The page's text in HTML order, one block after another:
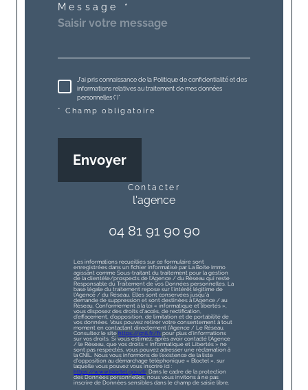
Message *
J'ai pris connaissance de la Politique de confidentialité et des
informations relatives au traitement de mes données
personnelles (*)*
* Champ obligatoire
Envoyer
contacter
l'agence
04 81 91 90 90
Les informations recueillies sur ce formulaire sont
enregistrées dans un fichier informatisé par La Boite Immo
agissant comme Sous-traitant du traitement pour la gestion
de la clientèle/prospects de l'Agence / du Réseau qui reste
Responsable du Traitement de vos Données personnelles. La
base légale du traitement repose sur l'intérêt légitime de
l'Agence / du Réseau. Elles sont conservées jusqu'à
demande de suppression et sont destinées à l'Agence / au
Réseau. Conformément à la loi « informatique et libertés »,
vous disposez des droits d’accès, de rectification,
d’effacement, d’opposition, de limitation et de portabilité de
vos données. Vous pouvez retirer votre consentement à tout
moment en contactant directement l’Agence / Le Réseau.
Consultez le site https://cnil.fr/fr pour plus d’informations
sur vos droits. Si vous estimez, après avoir contacté l'Agence
/ le Réseau, que vos droits « Informatique et Libertés » ne
sont pas respectés, vous pouvez adresser une réclamation à
la CNIL. Nous vous informons de l’existence de la liste
d'opposition au démarchage téléphonique « Bloctel », sur
laquelle vous pouvez vous inscrire ici :
https://www.bloctel.gouv.fr. Dans le cadre de la protection
des Données personnelles, nous vous invitons à ne pas
inscrire de Données sensibles dans le champ de saisie libre.